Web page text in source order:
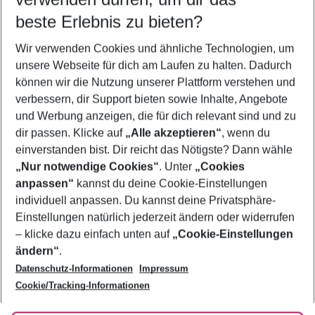
5-8 Nächte
2 Erwachsene Keine Kinder
Mehr Filter anzeigen
Footer
Footer navigation
Über uns
AGB
Bestpreisgarantie
Cookie-Einstellungen ändern
Cookie-Richtlinie
Agenturbetreuung
Barrierefreies Reisen
Folge uns
beste Erlebnis zu bieten?
Wir verwenden Cookies und ähnliche Technologien, um
unsere Webseite für dich am Laufen zu halten. Dadurch
können wir die Nutzung unserer Plattform verstehen und
verbessern, dir Support bieten sowie Inhalte, Angebote
und Werbung anzeigen, die für dich relevant sind und zu
dir passen. Klicke auf „Alle akzeptieren“, wenn du
einverstanden bist. Dir reicht das Nötigste? Dann wähle
„Nur notwendige Cookies“. Unter „Cookies
anpassen“ kannst du deine Cookie-Einstellungen
individuell anpassen. Du kannst deine Privatsphäre-
Einstellungen natürlich jederzeit ändern oder widerrufen
– klicke dazu einfach unten auf „Cookie-Einstellungen
ändern“.
Datenschutz-Informationen
Impressum
Cookie/Tracking-Informationen